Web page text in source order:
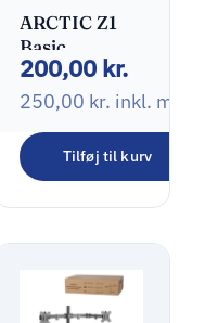
ARCTIC Z1
Basic
Monteringssæt
LCD display
13″-32″
200,00 kr.
250,00 kr. inkl. moms
Tilføj til kurv